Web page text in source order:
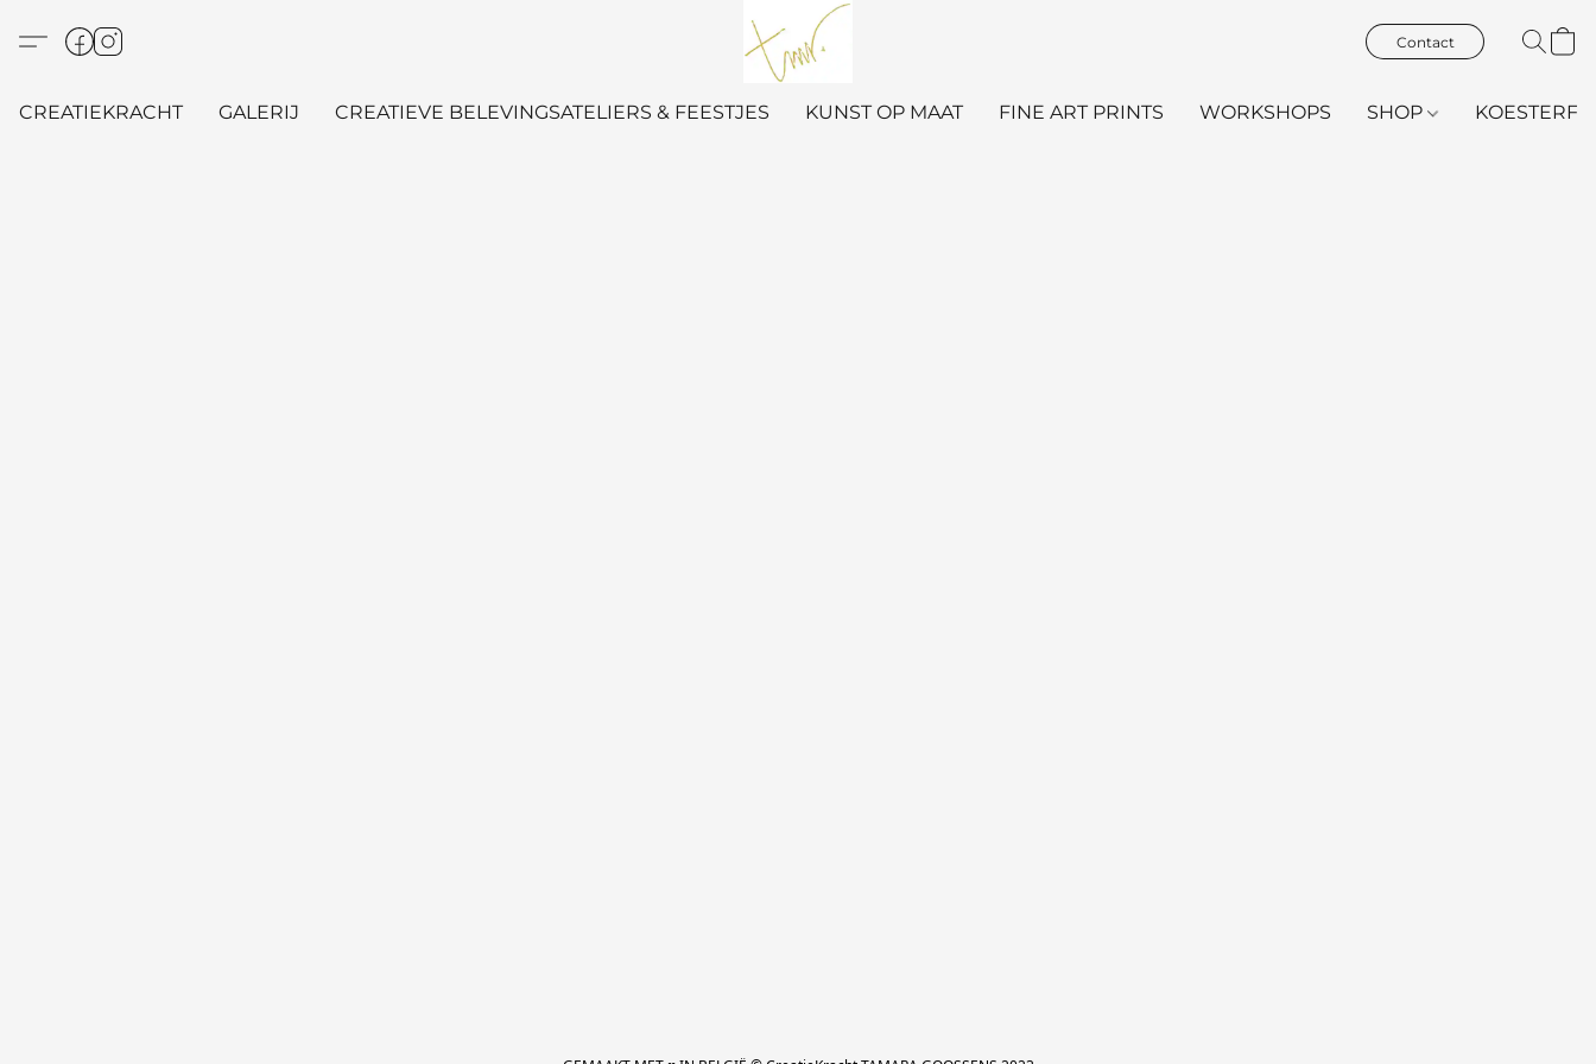
Contact
CREATIEKRACHT GALERIJ CREATIEVE BELEVINGSATELIERS & FEESTJES KUNST OP MAAT FINE ART PRINTS WORKSHOPS SHOP